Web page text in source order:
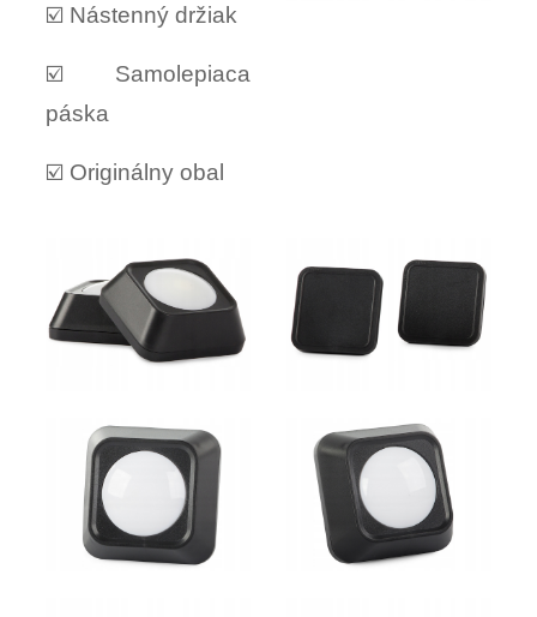
☑️ Nástenný držiak
☑️ Samolepiaca
páska
☑️ Originálny obal